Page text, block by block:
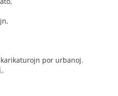
por urbanoj.